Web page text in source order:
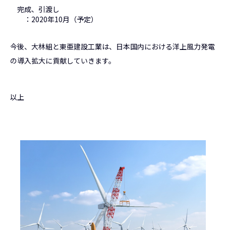
完成、引渡し
：2020年10月（予定）
今後、大林組と東亜建設工業は、日本国内における洋上風力発電
の導入拡大に貢献していきます。
以上